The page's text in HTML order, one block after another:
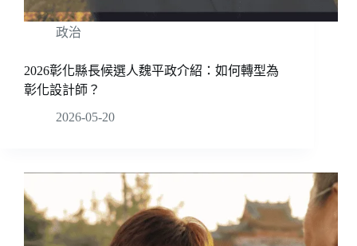
政治
2026彰化縣長候選人魏平政介紹：如何轉型為
彰化設計師？
2026-05-20